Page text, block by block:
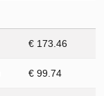
€ 173.46
€ 99.74